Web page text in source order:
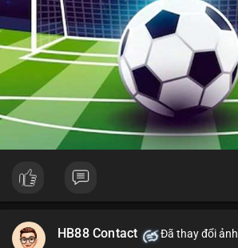
HB88 Contact Đã thay đổi